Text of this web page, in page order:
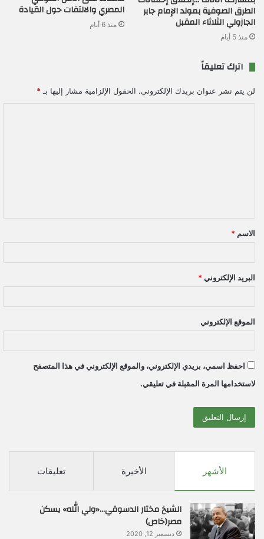
الطرق الصوفية بمولد الإمام جابر
الجازولي الثلاثاء المقبل
منذ 5 أيام
المصري والالتفات حول القيادة
منذ 6 أيام
اترك تعليقاً
لن يتم نشر عنوان بريدك الإلكتروني. الحقول الإلزامية مشار إليها بـ *
ق
*
الاسم *
البريد الإلكتروني *
الموقع الإلكتروني
احفظ اسمي، بريدي الإلكتروني، والموقع الإلكتروني في هذا المتصفح
لاستخدامها المرة المقبلة في تعليقي.
الأشهر الأخيرة تعليقات
الشيخ مختار الدسوقي…«ولي الله» يسكن
مصر(خاص)
ديسمبر 12, 2020